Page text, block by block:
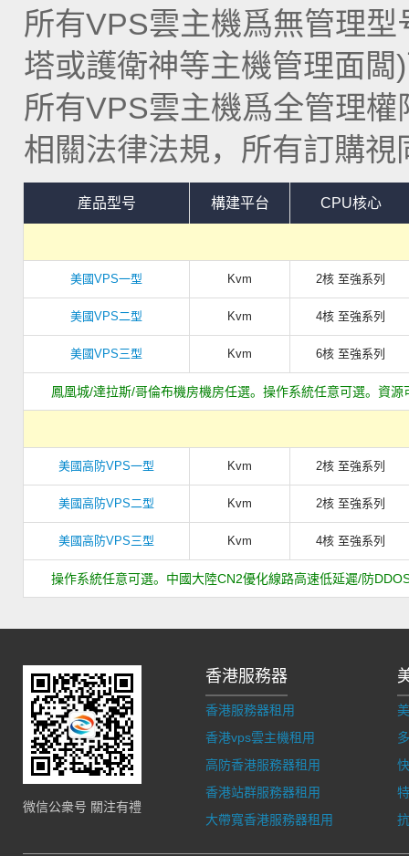
所有VPS雲主機爲無管理
塔或護衛神等主機管理面
所有VPS雲主機爲全管理
相關法律法規，所有訂購
産品型号 構建平台 CPU核心
美國VPS一型 Kvm 2核 至強系列
美國VPS二型 Kvm 4核 至強系列
美國VPS三型 Kvm 6核 至強系列
鳳凰城/達拉斯/哥倫布機房機房任選。操作系統任意可選。資
美國高防VPS一型 Kvm 2核 至強系列
美國高防VPS二型 Kvm 2核 至強系列
美國高防VPS三型 Kvm 4核 至強系列
操作系統任意可選。中國大陸CN2優化線路高速低延遲/防
微信公衆号 關注有禮
香港服務器
香港服務器租用
香港vps雲主機租用
高防香港服務器租用
香港站群服務器租用
大帶寬香港服務器租用